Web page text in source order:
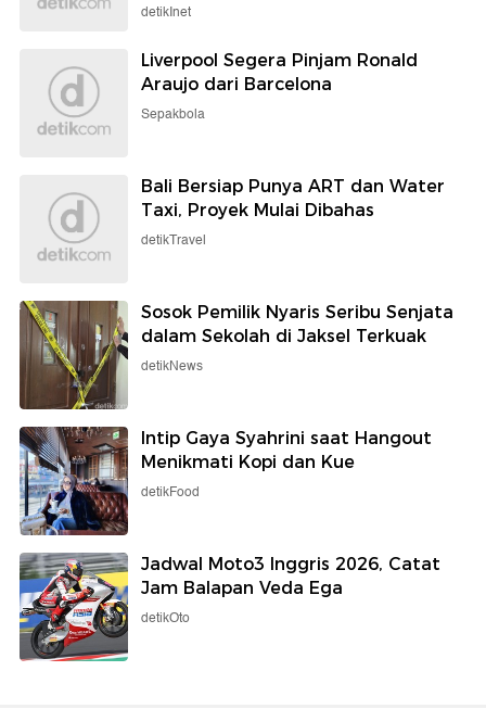
detikInet
Liverpool Segera Pinjam Ronald
Araujo dari Barcelona
Sepakbola
Bali Bersiap Punya ART dan Water
Taxi, Proyek Mulai Dibahas
detikTravel
Sosok Pemilik Nyaris Seribu Senjata
dalam Sekolah di Jaksel Terkuak
detikNews
Intip Gaya Syahrini saat Hangout
Menikmati Kopi dan Kue
detikFood
Jadwal Moto3 Inggris 2026, Catat
Jam Balapan Veda Ega
detikOto